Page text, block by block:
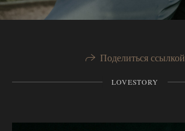
Поделиться ссылкой
LOVESTORY